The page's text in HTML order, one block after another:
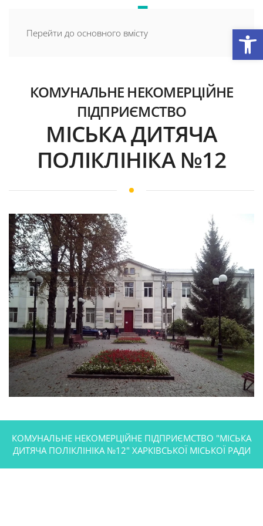
Перейти до основного вмісту
КОМУНАЛЬНЕ НЕКОМЕРЦІЙНЕ
ПІДПРИЄМСТВО
МІСЬКА ДИТЯЧА
ПОЛІКЛІНІКА №12
КОМУНАЛЬНЕ НЕКОМЕРЦІЙНЕ ПІДПРИЄМСТВО "МІСЬКА
ДИТЯЧА ПОЛІКЛІНІКА №12" ХАРКІВСЬКОЇ МІСЬКОЇ РАДИ